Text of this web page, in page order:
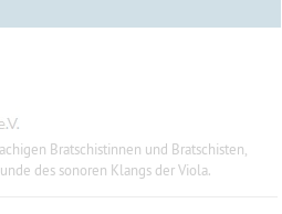
Bratschistinnen und Bratschisten,
des sonoren Klangs der Viola.